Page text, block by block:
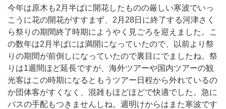
今年は原木も2月半ばに開花したものの厳しい寒波でいっ
こうに花の開花がすすまず、2月28日に終了する河津さく
ら祭りの期間終了時期にようやく見ごろを迎えました。こ
の数年は2月半ばには満開になっていたので、以前より祭
りの期間が前倒しになっていたので裏目にでましたね。祭
りは1週間ほど延長ですが、海外ツアーや国内ツアーの観
光客はこの時期になるともうツアー日程から外れているの
か団体客がすくなく、混雑もほどほどで快適でした。急に
バスの手配もつきませんしね。週明けからはまた寒波です